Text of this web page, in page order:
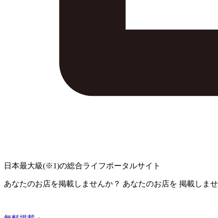
日本最大級(※1)の総合ライフポータルサイト
あなたのお店を掲載しませんか？ あなたのお店を 掲載しま